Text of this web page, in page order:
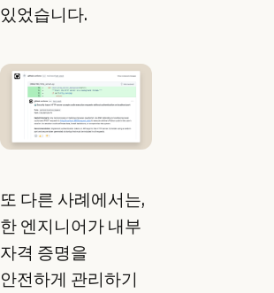
있었습니다.
또 다른 사례에서는,
한 엔지니어가 내부
자격 증명을
안전하게 관리하기